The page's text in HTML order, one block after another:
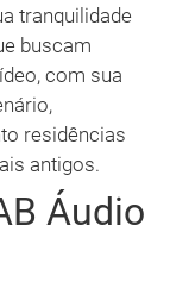
tranquilidade
buscam
com sua
residências
antigos.
Áudio